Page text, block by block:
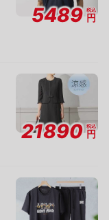
5489 税込
円
21890 税込
円